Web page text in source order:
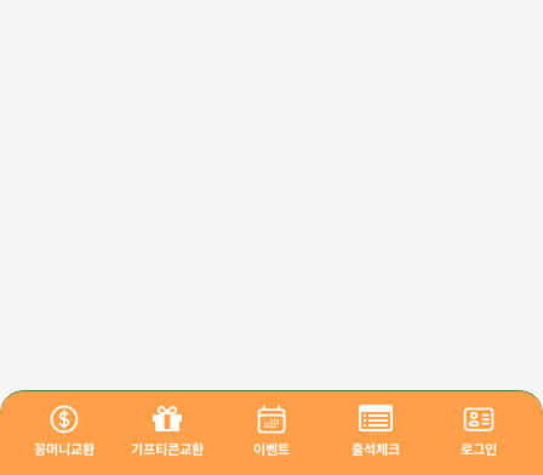
꽁머니교환 기프티콘교환 이벤트 출석체크 로그인